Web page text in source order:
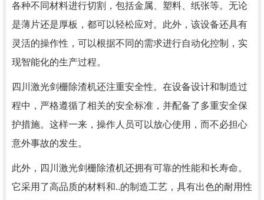
各种不同材料进行切割，包括金属、塑料、纸张等。无论
是薄片还是厚板，都可以轻松应对。此外，该设备还具有
灵活的操作性，可以根据不同的需求进行自动化控制，实
现智能化的生产过程。
四川激光剑栅除渣机还注重安全性。在设备设计和制造过
程中，严格遵循了相关的安全标准，并配备了多重安全保
护措施。这样一来，操作人员可以放心使用，而不必担心
意外事故的发生。
此外，四川激光剑栅除渣机还拥有可靠的性能和长寿命。
它采用了高品质的材料和..的制造工艺，具有出色的耐用性